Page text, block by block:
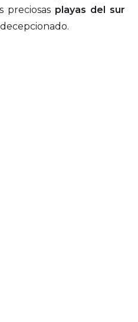
preciosas playas del sur